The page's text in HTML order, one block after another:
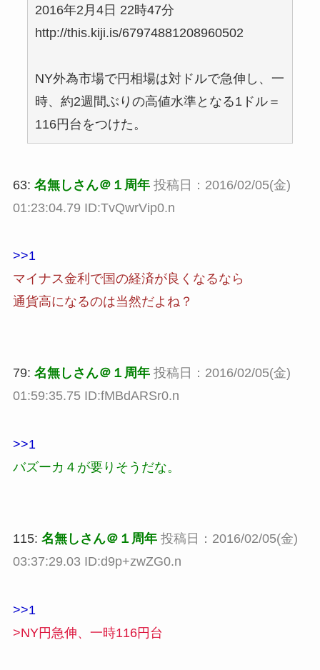
2016年2月4日 22時47分
http://this.kiji.is/67974881208960502
NY外為市場で円相場は対ドルで急伸し、一
時、約2週間ぶりの高値水準となる1ドル＝
116円台をつけた。
63: 名無しさん＠１周年 投稿日：2016/02/05(金)
01:23:04.79 ID:TvQwrVip0.n
>>1
マイナス金利で国の経済が良くなるなら
通貨高になるのは当然だよね？
79: 名無しさん＠１周年 投稿日：2016/02/05(金)
01:59:35.75 ID:fMBdARSr0.n
>>1
バズーカ４が要りそうだな。
115: 名無しさん＠１周年 投稿日：2016/02/05(金)
03:37:29.03 ID:d9p+zwZG0.n
>>1
>NY円急伸、一時116円台